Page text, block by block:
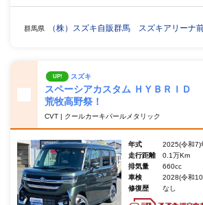
群馬県 （株）スズキ自販群馬 スズキアリーナ
UP! スズキ
スペーシアカスタム ＨＹＢＲＩ
荒牧高野祭！
CVT | クールカーキパールメタリック
年式
2025(令和7)
走行距離
0.1万Km
排気量
660cc
車検
2028(令和
修復歴
なし